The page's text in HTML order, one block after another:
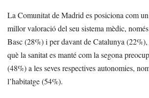
La Comunitat de Madrid es posiciona com
millor valoració del seu sistema mèdic,
Basc (28%) i per davant de Catalunya
què la sanitat es manté com la segona
(48%) a les seves respectives autonomies,
l’habitatge (54%).